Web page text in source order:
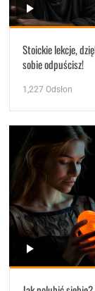
Stoickie lekcje,
sobie odpuścisz!
1,227 Odsłon